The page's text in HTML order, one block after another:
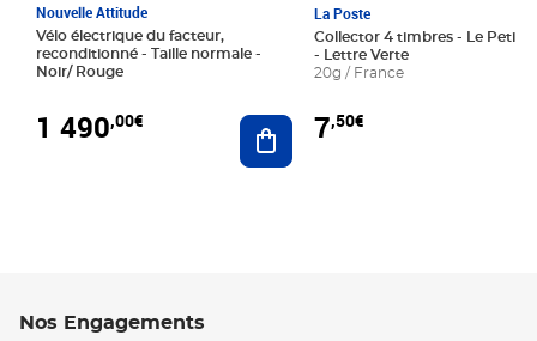
Nouvelle Attitude
Vélo électrique du facteur,
reconditionné - Taille normale -
Noir/ Rouge
1 490,00€ Ajouter au panier
La Poste
Collector 4 timbres - Le Petit
- Lettre Verte
20g / France
7,50€
Nos Engagements